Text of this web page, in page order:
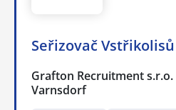
Seřizovač Vstřikolisů
Grafton Recruitment s.r.o.
Varnsdorf